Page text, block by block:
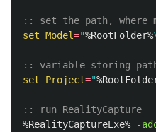
:: set the path, where
set Model="%RootFolder%
:: variable storing
set
Project="
:: run RealityCapture
%RealityCaptureExe%
-